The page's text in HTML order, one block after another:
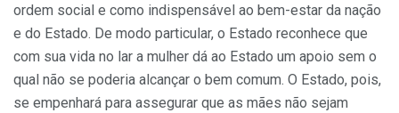
ordem social e como indispensável ao bem-estar da nação
e do Estado. De modo particular, o Estado reconhece que
com sua vida no lar a mulher dá ao Estado um apoio sem o
qual não se poderia alcançar o bem comum. O Estado, pois,
se empenhará para assegurar que as mães não sejam